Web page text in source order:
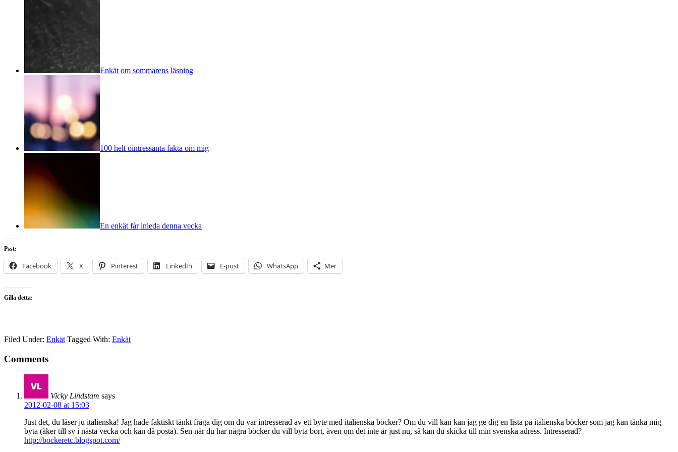
Enkät om sommarens läsning
100 helt ointressanta fakta om mig
En enkät får inleda denna vecka
Psst:
Facebook X Pinterest LinkedIn E-post WhatsApp Mer
Gilla detta:
Filed Under: Enkät Tagged With: Enkät
Comments
Vicky Lindstam says
2012-02-08 at 15:03
Just det, du läser ju italienska! Jag hade faktiskt tänkt fråga dig om du var intresserad av ett byte med italienska böcker? Om du vill kan kan jag ge dig en lista på italienska böcker som jag kan tänka mig
byta (åker till sv i nästa vecka och kan då posta). Sen när du har några böcker du vill byta bort, även om det inte är just nu, så kan du skicka till min svenska adress. Intresserad?
http://bockeretc.blogspot.com/